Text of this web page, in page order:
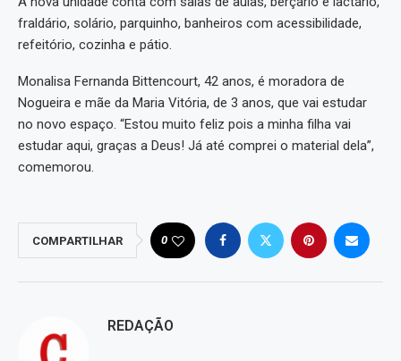
fraldário, solário, parquinho, banheiros com acessibilidade,
refeitório, cozinha e pátio.
Monalisa Fernanda Bittencourt, 42 anos, é moradora de
Nogueira e mãe da Maria Vitória, de 3 anos, que vai estudar
no novo espaço. “Estou muito feliz pois a minha filha vai
estudar aqui, graças a Deus! Já até comprei o material dela”,
comemorou.
COMPARTILHAR 0
REDAÇÃO